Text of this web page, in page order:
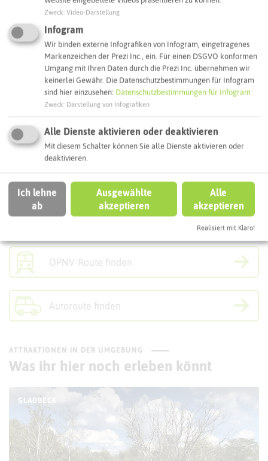
Adresse:
Gladbecker Bergbautour
Gladbeck-West Bf
(Startpunkt)
45964 Gladbeck
Interaktive Karte
Schwierigkeit:★☆☆☆☆
LEICHT
Länge:25,0 km
Dauer:
Bergauf:120 m
Bergab:120 m
weitere Tourdaten
ÖPNV-Route finden
Autoroute finden
ATTRAKTIONEN IN DER UMGEBUNG
Was ihr hier noch erleben könnt
GLADBECK
Zweck Video-Darstellung
Infogram
Wir binden externe Infografiken von Infogram, eingetragenes
Markenzeichen der Prezi Inc., ein. Für einen DSGVO konformen
Umgang mit Ihren Daten durch die Prezi Inc. übernehmen wir
keinerlei Gewähr. Die Datenschutzbestimmungen für Infogram
sind hier einzusehen: Datenschutzbestimmungen für Infogram
Zweck Darstellung von Infografiken
Alle Dienste aktivieren oder deaktivieren
Mit diesem Schalter können Sie alle Dienste aktivieren oder
deaktivieren.
Ich lehne
ab
Ausgewählte
akzeptieren
Alle
akzeptieren
Realisiert mit Klaro!